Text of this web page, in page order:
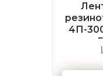
4П-